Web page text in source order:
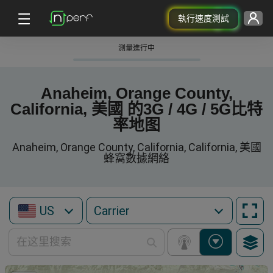
執行速度測試
測量進行中
Anaheim, Orange County,
California, 美國 的3G / 4G / 5G比特
率地图
Anaheim, Orange County, California, California, 美國
蜂窩數據網絡
US